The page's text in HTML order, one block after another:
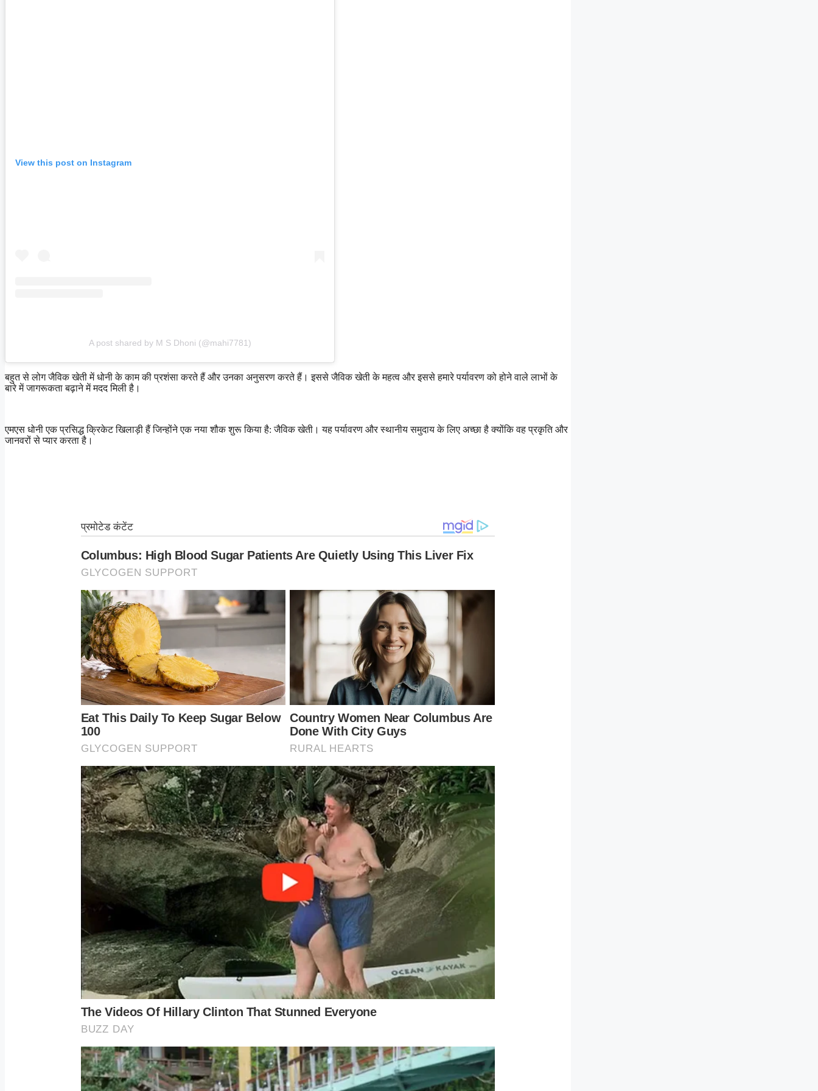
View this post on Instagram
A post shared by M S Dhoni (@mahi7781)
बहुत से लोग जैविक खेती में धोनी के काम की प्रशंसा करते हैं और उनका अनुसरण करते हैं। इससे जैविक खेती के महत्व और इससे हमारे पर्यावरण को होने वाले लाभों के
बारे में जागरूकता बढ़ाने में मदद मिली है।
एमएस धोनी एक प्रसिद्ध क्रिकेट खिलाड़ी हैं जिन्होंने एक नया शौक शुरू किया है: जैविक खेती। यह पर्यावरण और स्थानीय समुदाय के लिए अच्छा है क्योंकि वह प्रकृति और
जानवरों से प्यार करता है।